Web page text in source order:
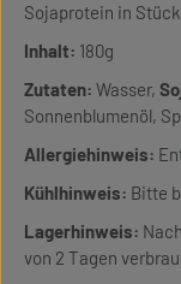
Sojaprotein in
Inhalt: 180g
Zutaten: Wasser,
Sonnenblumenöl,
Allergiehinweis:
Kühlhinweis: Bitte
Lagerhinweis:
von 2 Tagen